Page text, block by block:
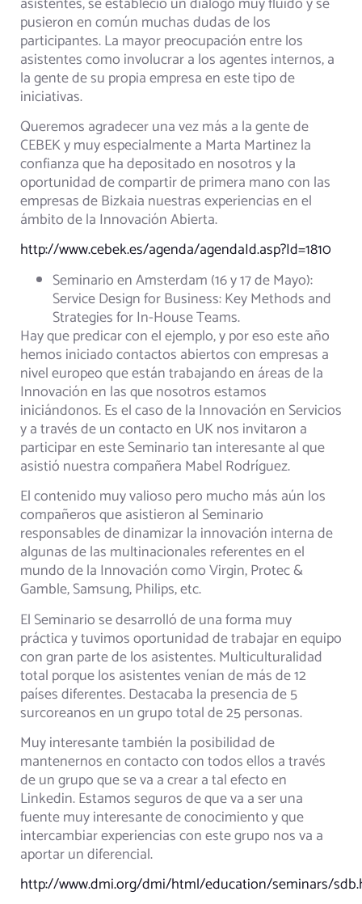
pusieron en común muchas dudas de los
participantes. La mayor preocupación entre los
asistentes como involucrar a los agentes internos, a
la gente de su propia empresa en este tipo de
iniciativas.
Queremos agradecer una vez más a la gente de
CEBEK y muy especialmente a Marta Martinez la
confianza que ha depositado en nosotros y la
oportunidad de compartir de primera mano con las
empresas de Bizkaia nuestras experiencias en el
ámbito de la Innovación Abierta.
http://www.cebek.es/agenda/agendaId.asp?Id=1810
Seminario en Amsterdam (16 y 17 de Mayo):
Service Design for Business: Key Methods and
Strategies for In-House Teams.
Hay que predicar con el ejemplo, y por eso este año
hemos iniciado contactos abiertos con empresas a
nivel europeo que están trabajando en áreas de la
Innovación en las que nosotros estamos
iniciándonos. Es el caso de la Innovación en Servicios
y a través de un contacto en UK nos invitaron a
participar en este Seminario tan interesante al que
asistió nuestra compañera Mabel Rodríguez.
El contenido muy valioso pero mucho más aún los
compañeros que asistieron al Seminario
responsables de dinamizar la innovación interna de
algunas de las multinacionales referentes en el
mundo de la Innovación como Virgin, Protec &
Gamble, Samsung, Philips, etc.
El Seminario se desarrolló de una forma muy
práctica y tuvimos oportunidad de trabajar en equipo
con gran parte de los asistentes. Multiculturalidad
total porque los asistentes venían de más de 12
países diferentes. Destacaba la presencia de 5
surcoreanos en un grupo total de 25 personas.
Muy interesante también la posibilidad de
mantenernos en contacto con todos ellos a través
de un grupo que se va a crear a tal efecto en
Linkedin. Estamos seguros de que va a ser una
fuente muy interesante de conocimiento y que
intercambiar experiencias con este grupo nos va a
aportar un diferencial.
http://www.dmi.org/dmi/html/education/seminars/